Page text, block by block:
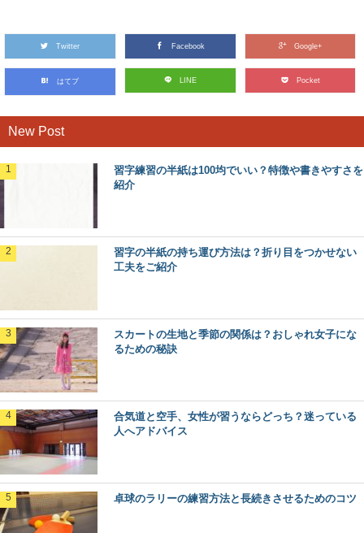
Twitter Facebook Google+
はてブ LINE Pocket
New Post
習字練習の半紙は100均でいい？特徴や書きやすさを
紹介
習字の半紙の持ち運び方法は？折り目をつかせない
工夫をご紹介
スカートの生地と季節の関係は？おしゃれ女子にな
るための秘訣
合気道と空手、女性が習うならどっち？迷っている
人へアドバイス
卓球のラリーの練習方法と長続きさせるためのコツ